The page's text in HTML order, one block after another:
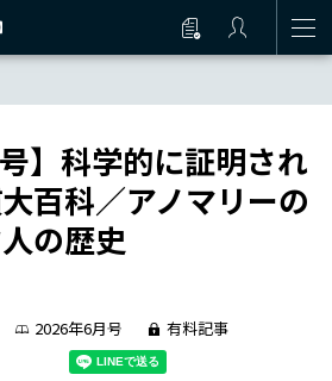
】科学的に証明され
百科／アノマリーの
の歴史
2026年6月号 有料記事